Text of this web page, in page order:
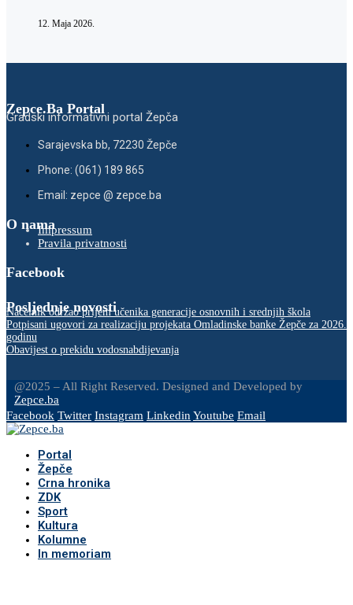
12. Maja 2026.
Zepce.Ba Portal
Gradski informativni portal Žepča
Sarajevska bb, 72230 Žepče
Phone: (061) 189 865
Email: zepce @ zepce.ba
O namaImpressum
Pravila privatnosti
Facebook
Posljednje novosti
Načelnik održao prijem učenika generacije osnovnih i srednjih škola
Potpisani ugovori za realizaciju projekata Omladinske banke Žepče za 2026.
godinu
Obavijest o prekidu vodosnabdijevanja
@2025 – All Right Reserved. Designed and Developed by
Zepce.ba
Facebook Twitter Instagram Linkedin Youtube Email
Portal
Žepče
Crna hronika
ZDK
Sport
Kultura
Kolumne
In memoriam